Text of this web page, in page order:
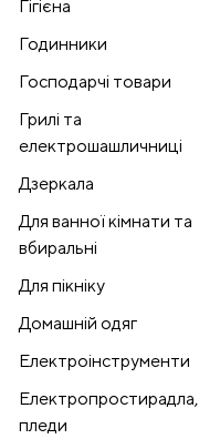
Гігієна
Годинники
Господарчі товари
Грилі та
електрошашличниці
Дзеркала
Для ванної кімнати та
вбиральні
Для пікніку
Домашній одяг
Електроінструменти
Електропростирадла,
пледи